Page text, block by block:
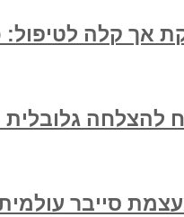
אך קלה
גלובלית
סייבר